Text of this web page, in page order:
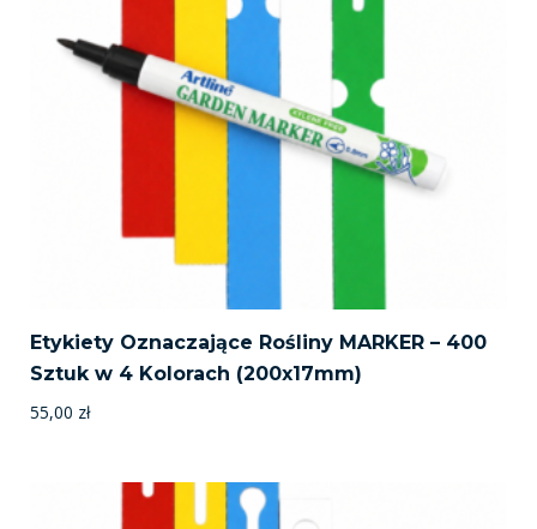
Etykiety Oznaczające Rośliny MARKER – 400
Sztuk w 4 Kolorach (200x17mm)
55,00 zł